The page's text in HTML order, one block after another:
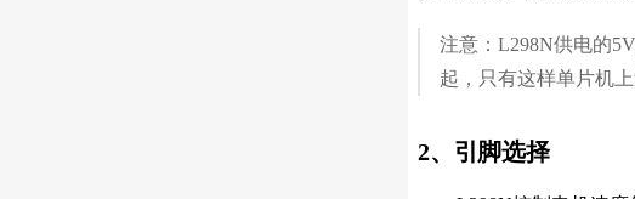
注意：L298N供电的
起，只有这样单片机
2、引脚选择